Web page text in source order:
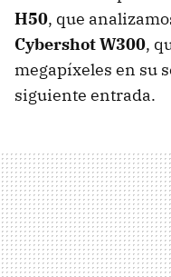
H50, que
Cybershot W300,
megapíxeles en su
siguiente entrada.